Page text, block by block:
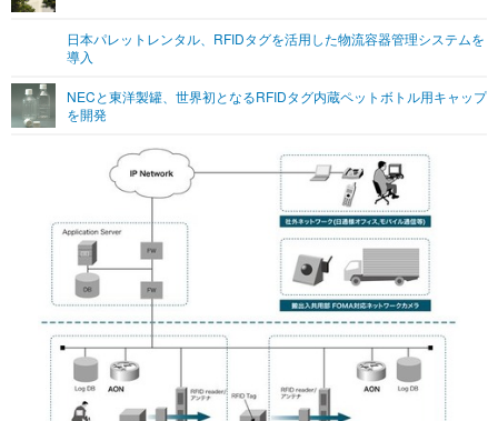
ショッピング その他
日本パレットレンタル、RFIDタグを活用した物流容器管理システムを
導入
NECと東洋製罐、世界初となるRFIDタグ内蔵ペットボトル用キャップ
を開発